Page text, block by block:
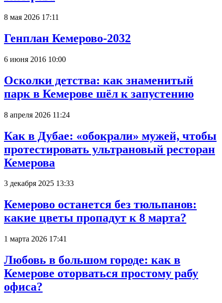
8 мая 2026 17:11
Генплан Кемерово-2032
6 июня 2016 10:00
Осколки детства: как знаменитый
парк в Кемерове шёл к запустению
8 апреля 2026 11:24
Как в Дубае: «обокрали» мужей, чтобы
протестировать ультрановый ресторан
Кемерова
3 декабря 2025 13:33
Кемерово останется без тюльпанов:
какие цветы пропадут к 8 марта?
1 марта 2026 17:41
Любовь в большом городе: как в
Кемерове оторваться простому рабу
офиса?